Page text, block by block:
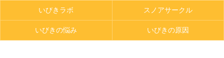
いびきラボ スノアサークル
いびきの悩み いびきの原因